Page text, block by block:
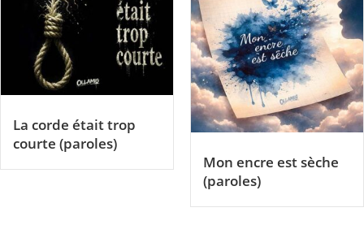
La corde était trop
courte (paroles)
Mon encre est sèche
(paroles)